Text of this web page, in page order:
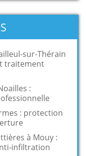
sur-Thérain
traitement
:
: protection
à Mouy :
infiltration